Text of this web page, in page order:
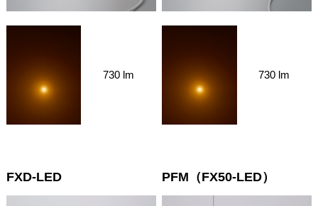
730 lm 730 lm
FXD-LED PFM（FX50-LED）